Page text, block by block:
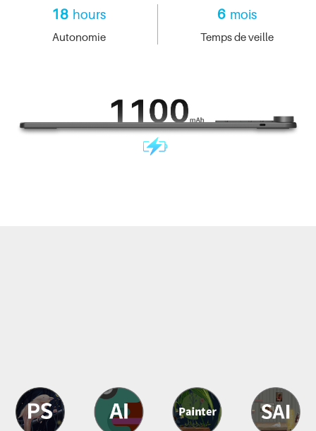
18 hours
Autonomie
6 mois
Temps de veille